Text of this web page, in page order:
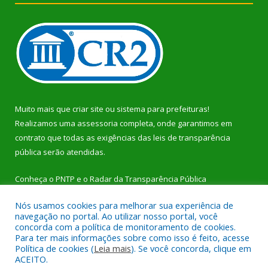
Muito mais que criar site ou sistema para prefeituras!
Realizamos uma assessoria completa, onde garantimos em
contrato que todas as exigências das leis de transparência
pública serão atendidas.
Conheça o PNTP e o Radar da Transparência Pública
Todos os direitos reservados a Prefeitura Municipal de Dom
Eliseu.
Nós usamos cookies para melhorar sua experiência de
navegação no portal. Ao utilizar nosso portal, você
concorda com a política de monitoramento de cookies.
Para ter mais informações sobre como isso é feito, acesse
Política de cookies (Leia mais). Se você concorda, clique em
ACEITO.